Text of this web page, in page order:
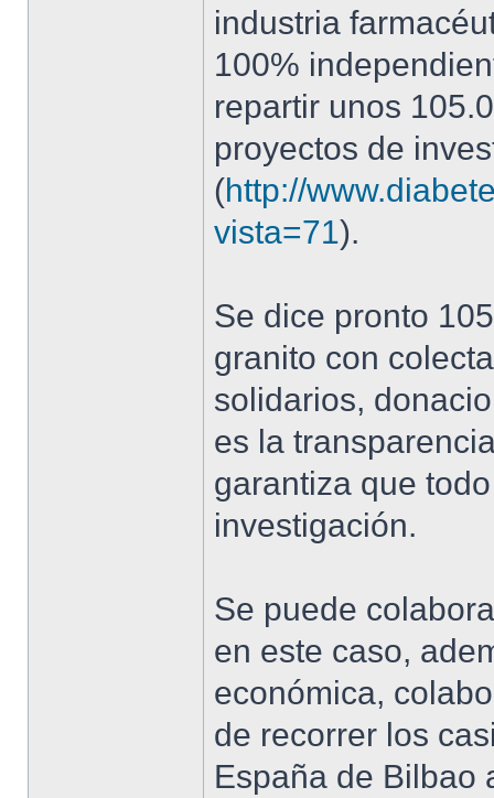
industria
100%
repartir unos
proyectos de
(http://
vista=71).
Se dice pronto
granito con
solidarios,
es la
garantiza que
investigación.
Se puede
en este caso,
económica,
de recorrer los
España de Bilbao